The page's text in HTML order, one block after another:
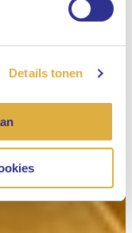
Details tonen